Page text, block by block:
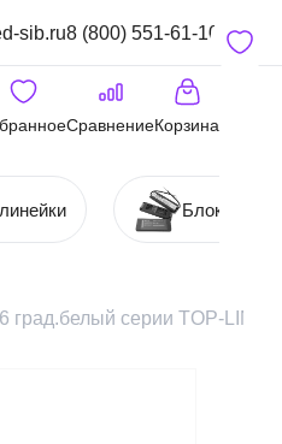
sib.ru8 (800) 551-61-10
СравнениеКорзина
Блоки
град.белый серии TOP-LINE